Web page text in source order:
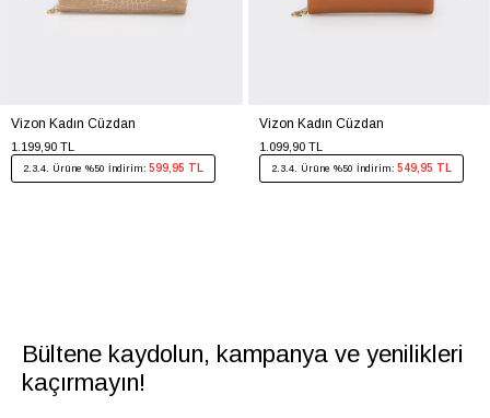
Vizon Kadın Cüzdan
1.199,90 TL
2.3.4. Ürüne %50 İndirim: 599,95 TL
Vizon Kadın Cüzdan
1.099,90 TL
2.3.4. Ürüne %50 İndirim: 549,95 TL
Bültene kaydolun, kampanya ve yenilikleri
kaçırmayın!